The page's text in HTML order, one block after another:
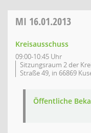
MI 16.01.2013
Kreisausschuss
09:00-10:45 Uhr
Sitzungsraum 2 der
Straße 49, in 66869
Öffentliche